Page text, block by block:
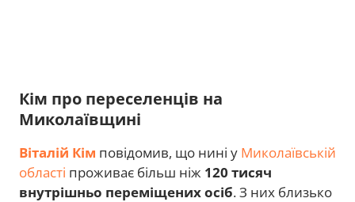
Кім про переселенців на
Миколаївщині
Віталій Кім повідомив, що нині у Миколаївській
області проживає більш ніж 120 тисяч
внутрішньо переміщених осіб. З них близько